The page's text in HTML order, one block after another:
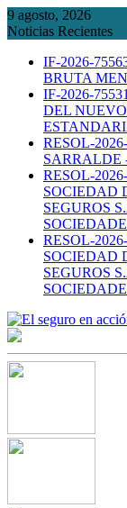
Skip
to
9 agosto, 2026
Noticias Recientes
IF-2026-
BRUTA
IF-2026-
DEL
RESOL-
SARRALDE
RESOL-
SOCIEDAD
SEGUROS
RESOL-
SOCIEDAD
SEGUROS